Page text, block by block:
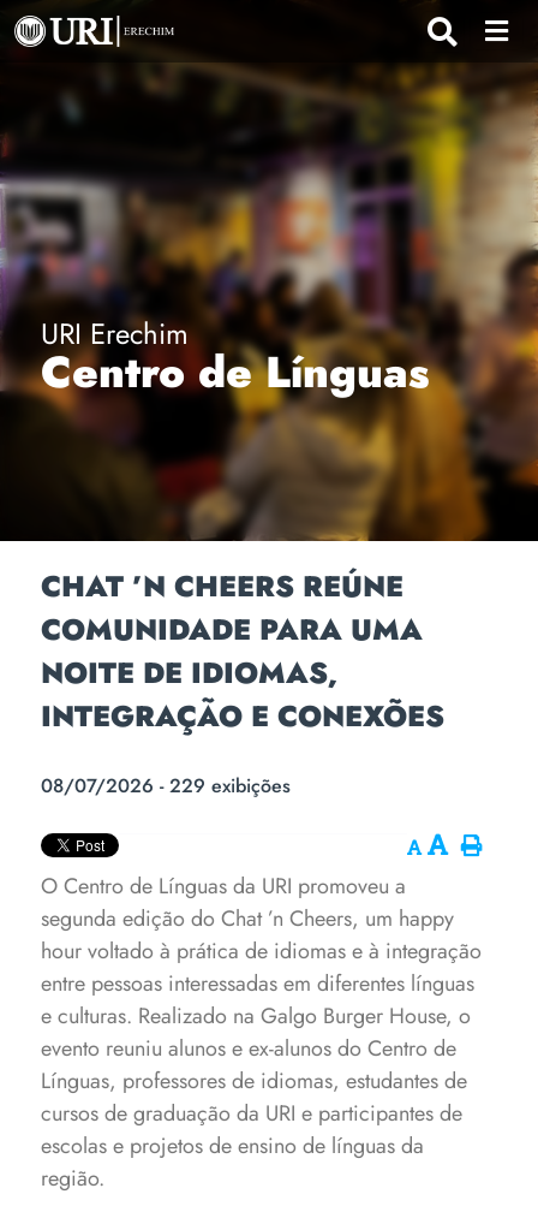
URI Erechim
Centro de Línguas
CHAT ’N CHEERS REÚNE
COMUNIDADE PARA UMA
NOITE DE IDIOMAS,
INTEGRAÇÃO E CONEXÕES
08/07/2026 - 229 exibições
O Centro de Línguas da URI promoveu a
segunda edição do Chat ’n Cheers, um happy
hour voltado à prática de idiomas e à integração
entre pessoas interessadas em diferentes línguas
e culturas. Realizado na Galgo Burger House, o
evento reuniu alunos e ex-alunos do Centro de
Línguas, professores de idiomas, estudantes de
cursos de graduação da URI e participantes de
escolas e projetos de ensino de línguas da
região.